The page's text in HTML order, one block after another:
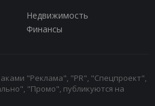
Недвижимость
Финансы
"Реклама", "PR", "Спецпроект",
"Промо", публикуются на